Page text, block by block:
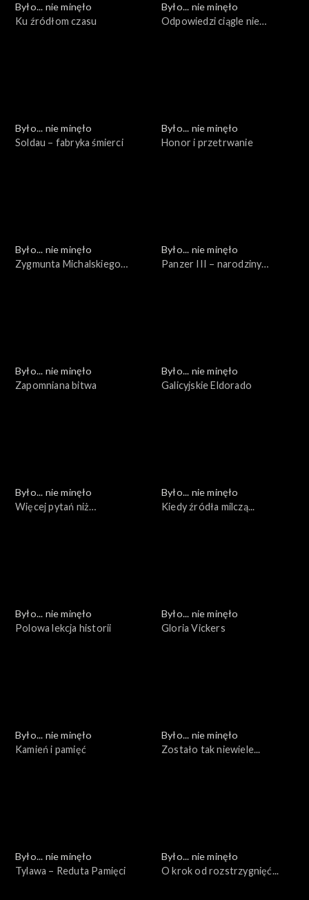
Było... nie minęło
Ku źródłom czasu
Było... nie minęło
Odpowiedzi ciągle nie
Było... nie minęło
Soldau – fabryka śmierci
Było... nie minęło
Honor i przetrwanie
Było... nie minęło
Zygmunta Michalskiego
Było... nie minęło
Panzer III – narodziny
Było... nie minęło
Zapomniana bitwa
Było... nie minęło
Galicyjskie Eldorado
Było... nie minęło
Więcej pytań niż
Było... nie minęło
Kiedy źródła milczą...
Było... nie minęło
Polowa lekcja historii
Było... nie minęło
Gloria Vickers
Było... nie minęło
Kamień i pamięć
Było... nie minęło
Zostało tak niewiele...
Było... nie minęło
Tylawa – Reduta Pamięci
Było... nie minęło
O krok od rozstrzygnięć...